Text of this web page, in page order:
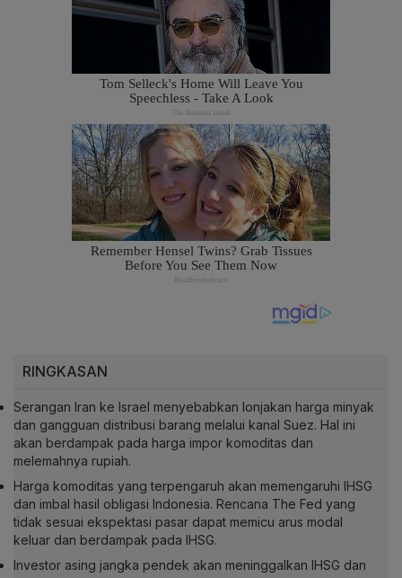
RINGKASAN
Serangan Iran ke Israel menyebabkan lonjakan harga minyak
dan gangguan distribusi barang melalui kanal Suez. Hal ini
akan berdampak pada harga impor komoditas dan
melemahnya rupiah.
Harga komoditas yang terpengaruh akan memengaruhi IHSG
dan imbal hasil obligasi Indonesia. Rencana The Fed yang
tidak sesuai ekspektasi pasar dapat memicu arus modal
keluar dan berdampak pada IHSG.
Investor asing jangka pendek akan meninggalkan IHSG dan